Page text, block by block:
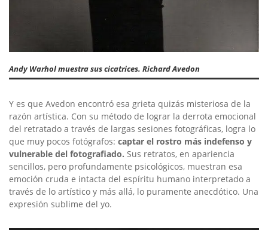
Andy Warhol muestra sus cicatrices. Richard Avedon
Y es que Avedon encontró esa grieta quizás misteriosa de la
razón artística. Con su método de lograr la derrota emocional
del retratado a través de largas sesiones fotográficas, logra lo
que muy pocos fotógrafos: captar el rostro más indefenso y
vulnerable del fotografiado. Sus retratos, en apariencia
sencillos, pero profundamente psicológicos, muestran esa
emoción cruda e intacta del espíritu humano interpretado a
través de lo artístico y más allá, lo puramente anecdótico. Una
expresión sublime del yo.